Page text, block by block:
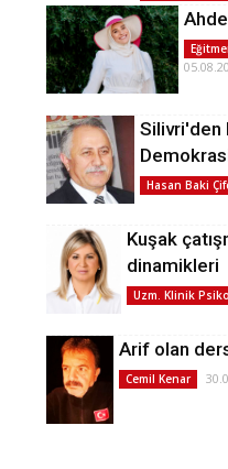
Silivri'den
Hasan Baki
Kuşak
dinamikleri
Uzm. Klinik
Arif olan
Cemil Kenar